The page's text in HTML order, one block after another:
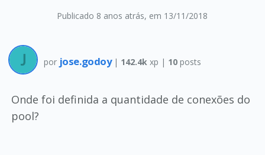
Publicado 8 anos atrás, em 13/11/2018
por jose.godoy | 142.4k xp | 10 posts
Onde foi definida a quantidade de conexões do
pool?